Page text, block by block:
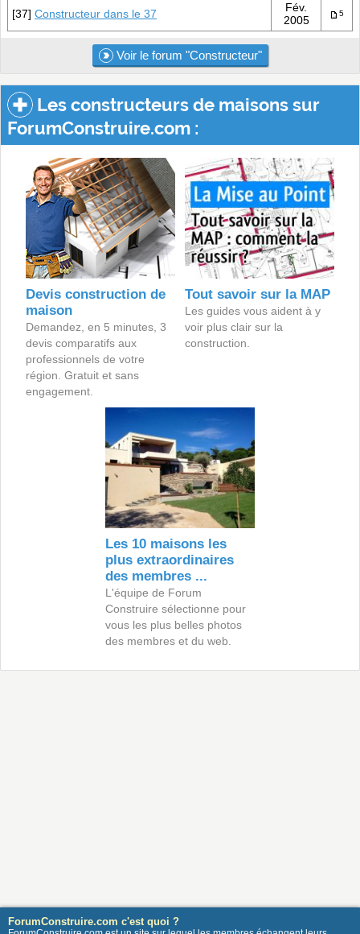
[37] Constructeur dans le 37
Fév.
2005
5
Voir le forum "Constructeur"
Les constructeurs de maisons sur
ForumConstruire.com :
Devis construction de
maison
Demandez, en 5 minutes, 3
devis comparatifs aux
professionnels de votre
région. Gratuit et sans
engagement.
Tout savoir sur la MAP
Les guides vous aident à y
voir plus clair sur la
construction.
Les 10 maisons les
plus extraordinaires
des membres ...
L'équipe de Forum
Construire sélectionne pour
vous les plus belles photos
des membres et du web.
ForumConstruire.com c'est quoi ?